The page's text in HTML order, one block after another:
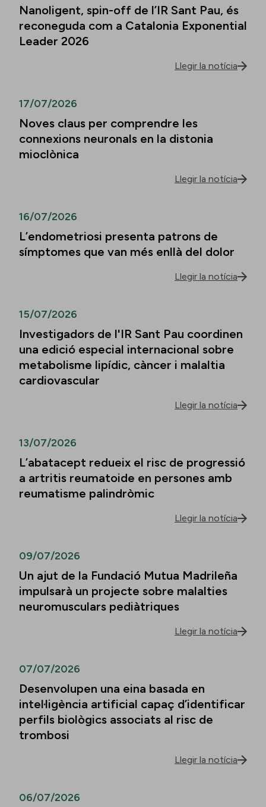
Nanoligent, spin-off de l’IR Sant Pau, és
reconeguda com a Catalonia Exponential
Leader 2026
Llegir la notícia
17/07/2026
Noves claus per comprendre les
connexions neuronals en la distonia
mioclònica
Llegir la notícia
16/07/2026
L’endometriosi presenta patrons de
símptomes que van més enllà del dolor
Llegir la notícia
15/07/2026
Investigadors de l'IR Sant Pau coordinen
una edició especial internacional sobre
metabolisme lipídic, càncer i malaltia
cardiovascular
Llegir la notícia
13/07/2026
L’abatacept redueix el risc de progressió
a artritis reumatoide en persones amb
reumatisme palindròmic
Llegir la notícia
09/07/2026
Un ajut de la Fundació Mutua Madrileña
impulsarà un projecte sobre malalties
neuromusculars pediàtriques
Llegir la notícia
07/07/2026
Desenvolupen una eina basada en
intel·ligència artificial capaç d’identificar
perfils biològics associats al risc de
trombosi
Llegir la notícia
06/07/2026